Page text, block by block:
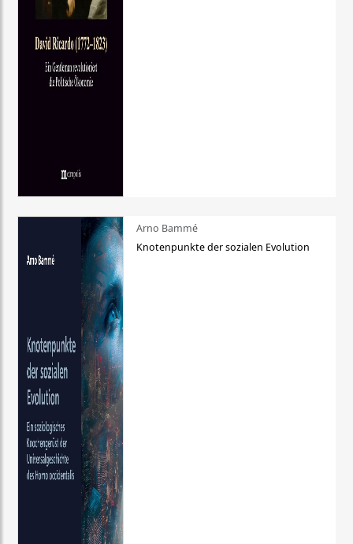
Arno Bammé
Knotenpunkte der sozialen Evolution